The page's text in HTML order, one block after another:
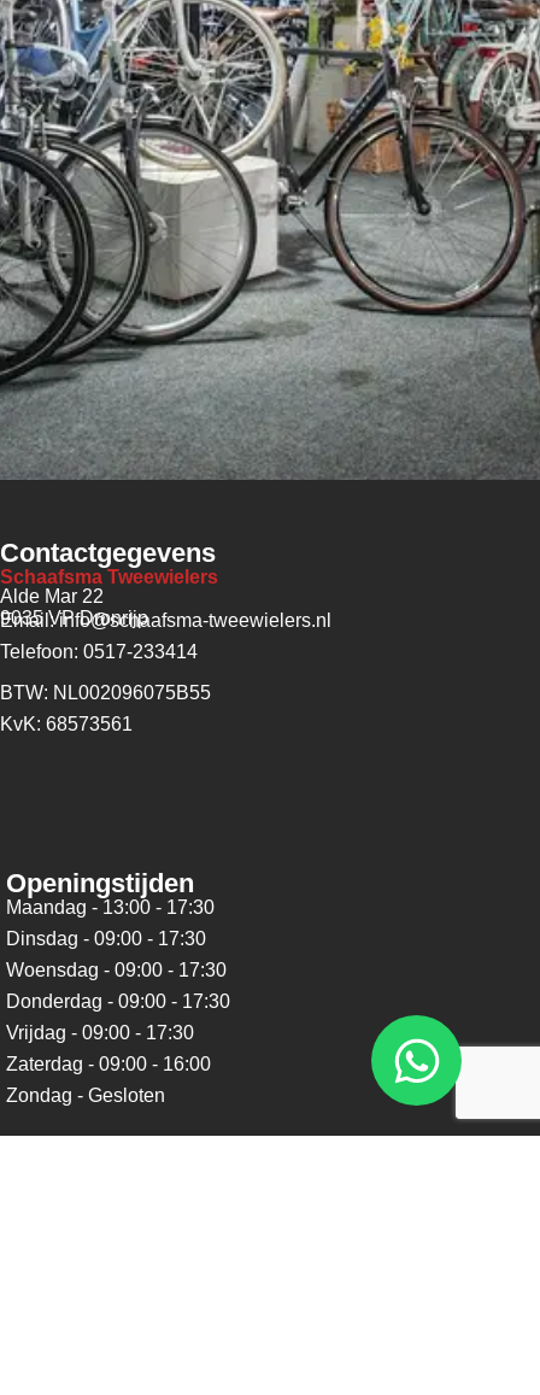
Contactgegevens
Schaafsma Tweewielers
Alde Mar 22
9035 VP Dronrijp
Email: info@schaafsma-tweewielers.nl
Telefoon: 0517-233414
BTW: NL002096075B55
KvK: 68573561
Openingstijden
Maandag - 13:00 - 17:30
Dinsdag - 09:00 - 17:30
Woensdag - 09:00 - 17:30
Donderdag - 09:00 - 17:30
Vrijdag - 09:00 - 17:30
Zaterdag - 09:00 - 16:00
Zondag - Gesloten